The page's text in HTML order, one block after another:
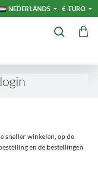
NEDERLANDS € EURO
sneller winkelen, op de
en de bestellingen